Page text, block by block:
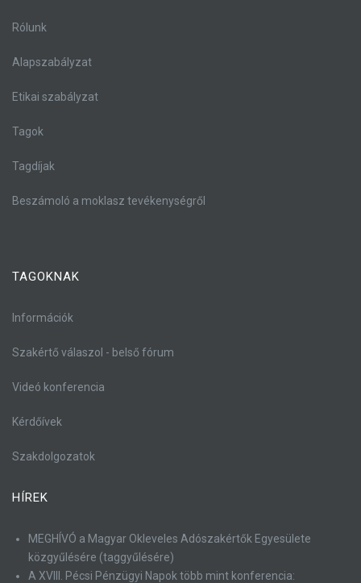
Rólunk
Alapszabályzat
Etikai szabályzat
Tagok
Tagdíjak
Beszámoló a moklasz tevékenységről
TAGOKNAK
Információk
Szakértő válaszol - belső fórum
Videó konferencia
Kérdőívek
Szakdolgozatok
HÍREK
MEGHÍVÓ a Magyar Okleveles Adószakértők Egyesülete
közgyűlésére (taggyűlésére)
A XVIII. Pécsi Pénzügyi Napok több mint konferencia: